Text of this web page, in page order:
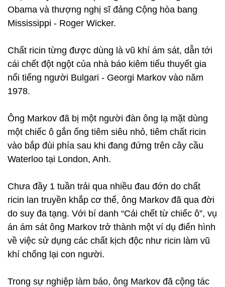
Obama và thượng nghị sĩ đảng Cộng hòa bang
Mississippi - Roger Wicker.
Chất ricin từng được dùng là vũ khí ám sát, dẫn tới
cái chết đột ngột của nhà báo kiêm tiểu thuyết gia
nổi tiếng người Bulgari - Georgi Markov vào năm
1978.
Ông Markov đã bị một người đàn ông lạ mặt dùng
một chiếc ô gắn ống tiêm siêu nhỏ, tiêm chất ricin
vào bắp đùi phía sau khi đang đứng trên cây cầu
Waterloo tại London, Anh.
Chưa đầy 1 tuần trải qua nhiều đau đớn do chất
ricin lan truyền khắp cơ thể, ông Markov đã qua đời
do suy đa tạng. Với bí danh “Cái chết từ chiếc ô”, vụ
án ám sát ông Markov trở thành một ví dụ điển hình
về việc sử dụng các chất kịch độc như ricin làm vũ
khí chống lại con người.
Trong sự nghiệp làm báo, ông Markov đã cộng tác